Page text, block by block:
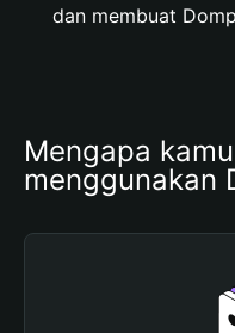
dan membuat
Mengapa
menggunakan